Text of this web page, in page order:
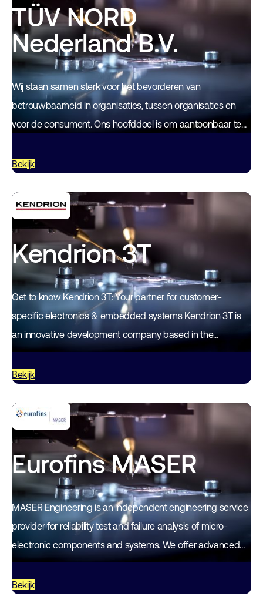
TÜV NORD
Nederland B.V.
Wij staan samen sterk voor het bevorderen van
betrouwbaarheid in organisaties, tussen organisaties en
voor de consument. Ons hoofddoel is om aantoonbaar te
Bekijk
Kendrion 3T
Get to know Kendrion 3T: Your partner for customer-
specific electronics & embedded systems Kendrion 3T is
an innovative development company based in the
Netherlands.📍 Locations: Enschede, Eindhoven &
Drachten 👥 Team: 100+…
Bekijk
Eurofins MASER
MASER Engineering is an independent engineering service
provider for reliability test and failure analysis of micro-
electronic components and systems. We offer advanced
facilities in our main lab in Enschede, The…
Bekijk